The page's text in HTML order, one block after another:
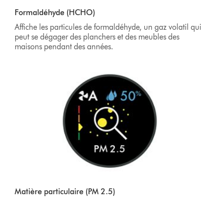
Formaldéhyde (HCHO)
Affiche les particules de formaldéhyde, un gaz volatil qui
peut se dégager des planchers et des meubles des
maisons pendant des années.
Matière particulaire (PM 2.5)